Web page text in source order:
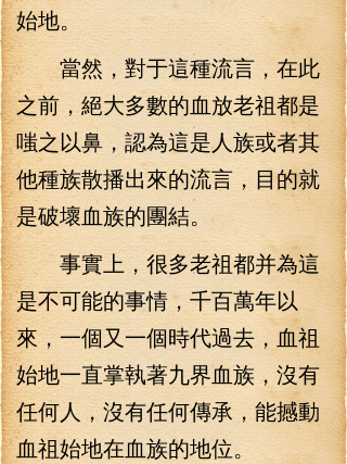
始地。
當然，對于這種流言，在此
之前，絕大多數的血放老祖都是
嗤之以鼻，認為這是人族或者其
他種族散播出來的流言，目的就
是破壞血族的團結。
事實上，很多老祖都并為這
是不可能的事情，千百萬年以
來，一個又一個時代過去，血祖
始地一直掌執著九界血族，沒有
任何人，沒有任何傳承，能撼動
血祖始地在血族的地位。